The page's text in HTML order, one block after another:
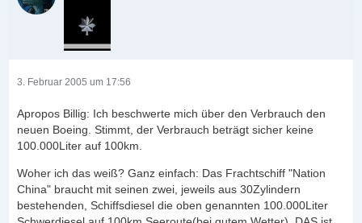
3. Februar 2005 um 17:56
Apropos Billig: Ich beschwerte mich über den Verbrauch den
neuen Boeing. Stimmt, der Verbrauch beträgt sicher keine
100.000Liter auf 100km.
Woher ich das weiß? Ganz einfach: Das Frachtschiff "Nation
China" braucht mit seinen zwei, jeweils aus 30Zylindern
bestehenden, Schiffsdiesel die oben genannten 100.000Liter